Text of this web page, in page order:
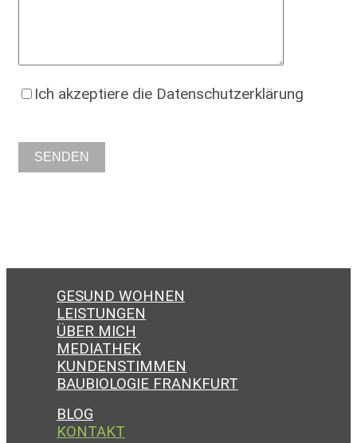
Ich akzeptiere die Datenschutzerklärung
GESUND WOHNEN
LEISTUNGEN
ÜBER MICH
MEDIATHEK
KUNDENSTIMMEN
BAUBIOLOGIE FRANKFURT
BLOG
KONTAKT